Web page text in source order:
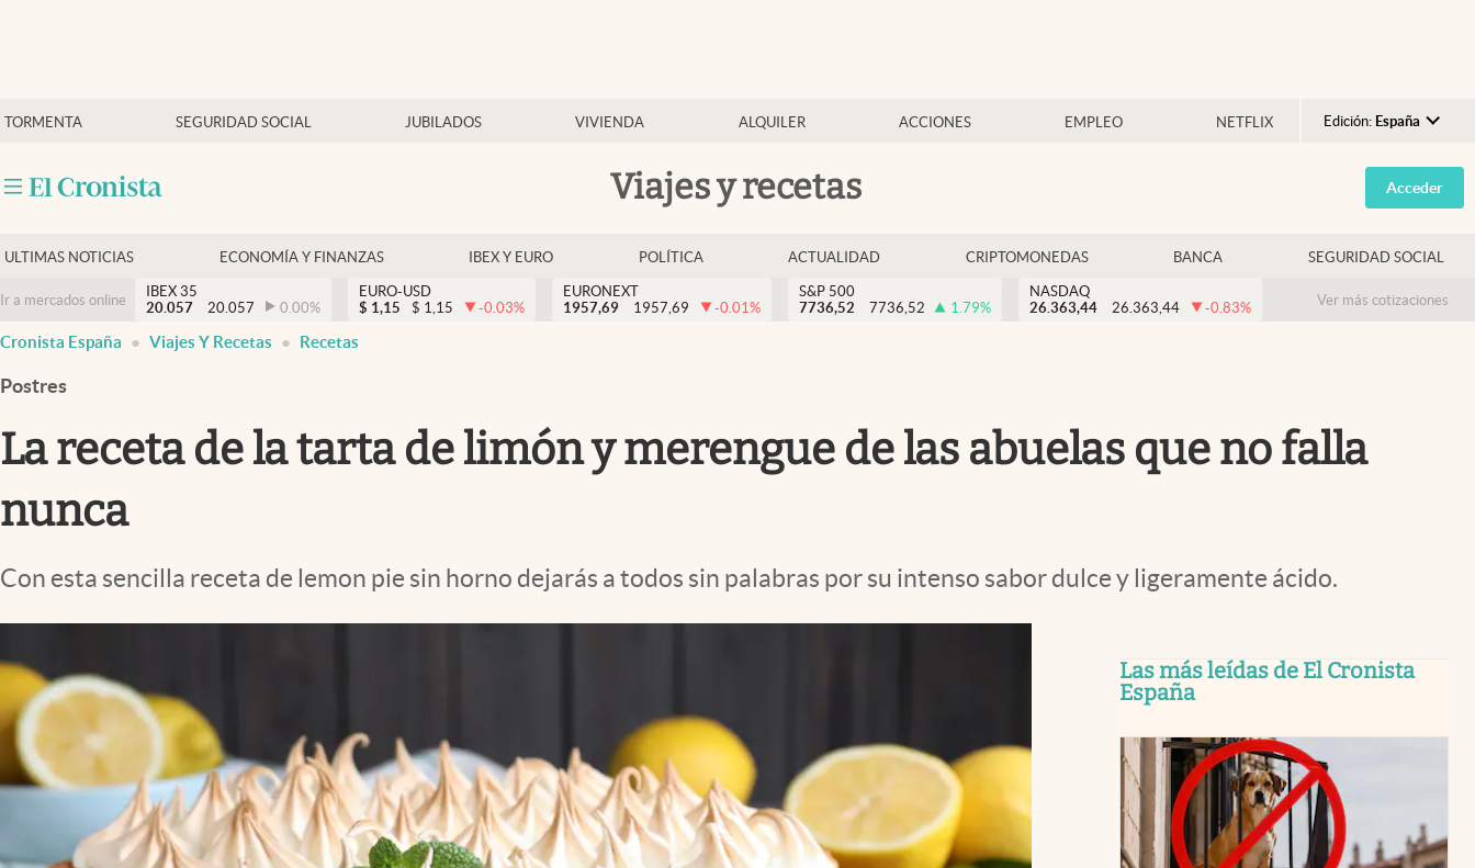
TORMENTA SEGURIDAD SOCIAL JUBILADOS VIVIENDA ALQUILER ACCIONES EMPLEO NETFLIX Edición: España
Argentina
España
USA
Colombia
Viajes y recetas
Economía y finanzas
Criptomonedas
Acceder
ULTIMAS NOTICIAS ECONOMÍA Y FINANZAS IBEX Y EURO POLÍTICA ACTUALIDAD CRIPTOMONEDAS BANCA SEGURIDAD SOCIAL
Ir a mercados online
IBEX 35
20.057
20.057 0.00%
EURO-USD
$ 1,15 $ 1,15 -0.03%
EURONEXT
1957,69
1957,69 -0.01%
S&P 500
7736,52
7736,52 1.79%
NASDAQ
26.363,44
26.363,44 -0.83% Ver más cotizaciones
Cronista España Viajes Y Recetas Recetas
Postres
La receta de la tarta de limón y merengue de las abuelas que no falla
nunca
Con esta sencilla receta de lemon pie sin horno dejarás a todos sin palabras por su intenso sabor dulce y ligeramente ácido.
Las más leídas de El Cronista
España